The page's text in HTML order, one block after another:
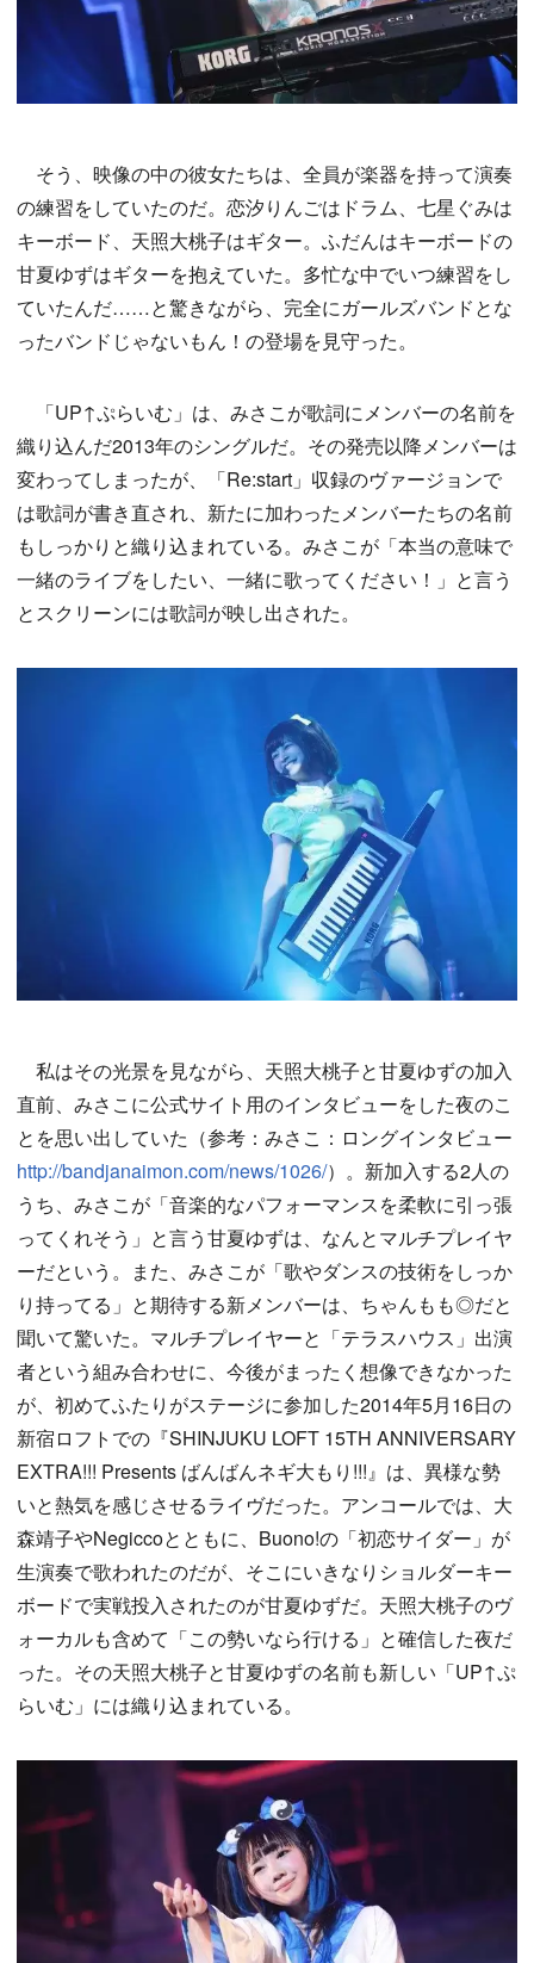
そう、映像の中の彼女たちは、全員が楽器を持って演奏
の練習をしていたのだ。恋汐りんごはドラム、七星ぐみは
キーボード、天照大桃子はギター。ふだんはキーボードの
甘夏ゆずはギターを抱えていた。多忙な中でいつ練習をし
ていたんだ……と驚きながら、完全にガールズバンドとな
ったバンドじゃないもん！の登場を見守った。
「UP↑ぷらいむ」は、みさこが歌詞にメンバーの名前を
織り込んだ2013年のシングルだ。その発売以降メンバーは
変わってしまったが、「Re:start」収録のヴァージョンで
は歌詞が書き直され、新たに加わったメンバーたちの名前
もしっかりと織り込まれている。みさこが「本当の意味で
一緒のライブをしたい、一緒に歌ってください！」と言う
とスクリーンには歌詞が映し出された。
私はその光景を見ながら、天照大桃子と甘夏ゆずの加入
直前、みさこに公式サイト用のインタビューをした夜のこ
とを思い出していた（参考：みさこ：ロングインタビュー
http://bandjanaimon.com/news/1026/）。新加入する2人の
うち、みさこが「音楽的なパフォーマンスを柔軟に引っ張
ってくれそう」と言う甘夏ゆずは、なんとマルチプレイヤ
ーだという。また、みさこが「歌やダンスの技術をしっか
り持ってる」と期待する新メンバーは、ちゃんもも◎だと
聞いて驚いた。マルチプレイヤーと「テラスハウス」出演
者という組み合わせに、今後がまったく想像できなかった
が、初めてふたりがステージに参加した2014年5月16日の
新宿ロフトでの『SHINJUKU LOFT 15TH ANNIVERSARY
EXTRA!!! Presents ばんばんネギ大もり!!!』は、異様な勢
いと熱気を感じさせるライヴだった。アンコールでは、大
森靖子やNegiccoとともに、Buono!の「初恋サイダー」が
生演奏で歌われたのだが、そこにいきなりショルダーキー
ボードで実戦投入されたのが甘夏ゆずだ。天照大桃子のヴ
ォーカルも含めて「この勢いなら行ける」と確信した夜だ
った。その天照大桃子と甘夏ゆずの名前も新しい「UP↑ぷ
らいむ」には織り込まれている。